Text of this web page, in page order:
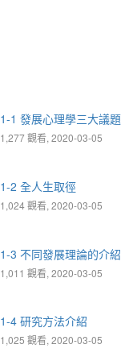
1-1 發展心理學三大議題
1,277 觀看, 2020-03-05
1-2 全人生取徑
1,024 觀看, 2020-03-05
1-3 不同發展理論的介紹
1,011 觀看, 2020-03-05
1-4 研究方法介紹
1,025 觀看, 2020-03-05